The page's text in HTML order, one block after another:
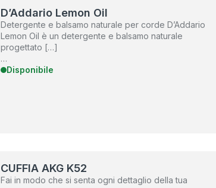
D’Addario Lemon Oil
Detergente e balsamo naturale per corde D’Addario
Lemon Oil è un detergente e balsamo naturale
progettato […]
…
Disponibile
CUFFIA AKG K52
Fai in modo che si senta ogni dettaglio della tua